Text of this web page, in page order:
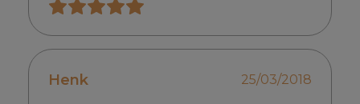
Henk 25/03/2018